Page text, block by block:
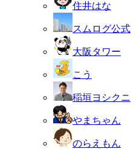
住井はな
スムログ公式
大阪タワー
こう
稲垣ヨシクニ
やまちゃん
のらえもん